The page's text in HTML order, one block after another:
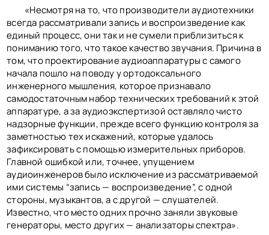
«Несмотря на то, что производители аудиотехники
всегда рассматривали запись и воспроизведение как
единый процесс, они так и не сумели приблизиться к
пониманию того, что такое качество звучания. Причина в
том, что проектирование аудиоаппаратуры с самого
начала пошло на поводу у ортодоксального
инженерного мышления, которое признавало
самодостаточным набор технических требований к этой
аппаратуре, а за аудиоэкспертизой оставляло чисто
надзорные функции, прежде всего функцию контроля за
заметностью тех искажений, которые удалось
зафиксировать с помощью измерительных приборов.
Главной ошибкой или, точнее, упущением
аудиоинженеров было исключение из рассматриваемой
ими системы “запись — воспроизведение”, с одной
стороны, музыкантов, а с другой — слушателей.
Известно, что место одних прочно заняли звуковые
генераторы, место других — анализаторы спектра».